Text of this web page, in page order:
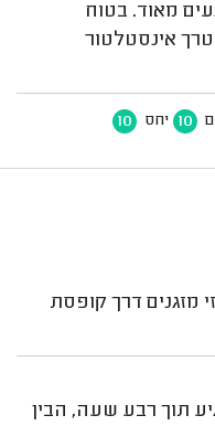
מאוד. בטוח
אינסטלטור
10 יחס 10
מזגנים דרך קופסת
תוך רבע שעה, הבין